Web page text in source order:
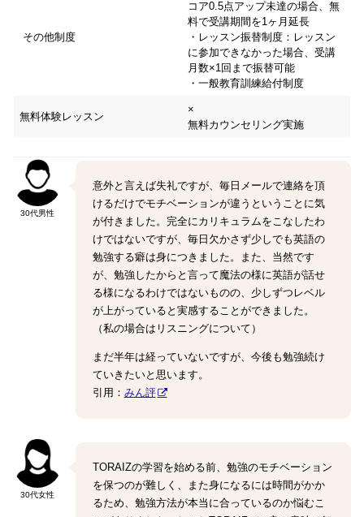
その他制度
コア0.5点アップ未達の場合、無
料で受講期間を1ヶ月延長
・レッスン振替制度：レッスン
に参加できなかった場合、受講
月数×1回まで振替可能
・一般教育訓練給付制度
無料体験レッスン
×
無料カウンセリング実施
30代男性
意外と言えば失礼ですが、毎日メールで連絡を頂
けるだけでモチベーションが違うということに気
が付きました。完全にカリキュラムをこなしたわ
けではないですが、毎日欠かさず少しでも英語の
勉強する癖は身につきました。また、当然です
が、勉強したからと言って魔法の様に英語が話せ
る様になるわけではないものの、少しずつレベル
が上がっていると実感することができました。
（私の場合はリスニングについて）
まだ半年は経っていないですが、今後も勉強続け
ていきたいと思います。
引用： みん評
30代女性
TORAIZの学習を始める前、勉強のモチベーション
を保つのが難しく、また身になるには時間がかか
るため、勉強方法が本当に合っているのか悩むこ